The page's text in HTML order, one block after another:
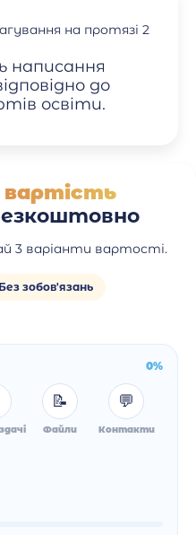
на протязі 2
написання
до
освіти.
3 варіанти вартості.
Без зобов'язань
0%
📝
Файли
💬
Контакти